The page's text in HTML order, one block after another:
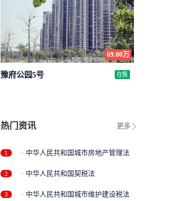
69.00万
豫府公园5号 在售
更多
热门资讯
1 · 中华人民共和国城市房地产管理法
2 · 中华人民共和国契税法
3 · 中华人民共和国城市维护建设税法